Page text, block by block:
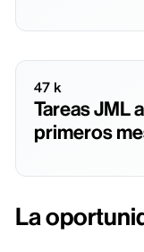
47 k
Tareas JML
primeros
La